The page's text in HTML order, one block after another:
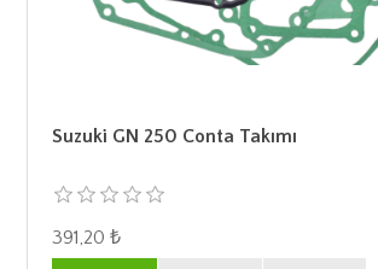
Suzuki GN 250 Conta Takımı
391,20 ₺